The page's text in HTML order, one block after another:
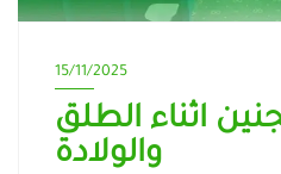
15/11/2025
اثناء الطلق
والولادة